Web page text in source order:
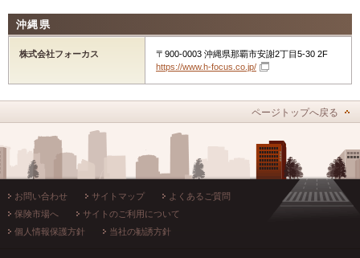
沖縄県
株式会社フォーカス
〒900-0003 沖縄県那覇市安謝2丁目5-30 2F
https://www.h-focus.co.jp/
ページトップへ戻る
お問い合わせ サイトマップ
よくあるご質問
保険市場へ
サイトのご利用について
個人情報保護方針
当社の勧誘方針